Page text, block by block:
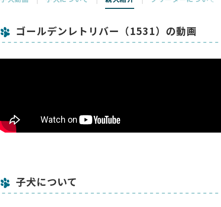
ゴールデンレトリバー（1531）の動画
子犬について